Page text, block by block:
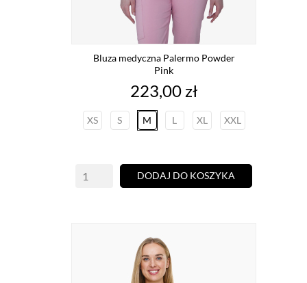
Bluza medyczna Palermo Powder
Pink
Cena
223,00 zł
XS S M L XL XXL
DODAJ DO KOSZYKA